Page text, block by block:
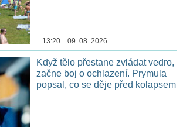
13:20 09. 08. 2026
Když tělo přestane zvládat vedro,
začne boj o ochlazení. Prymula
popsal, co se děje před kolapsem